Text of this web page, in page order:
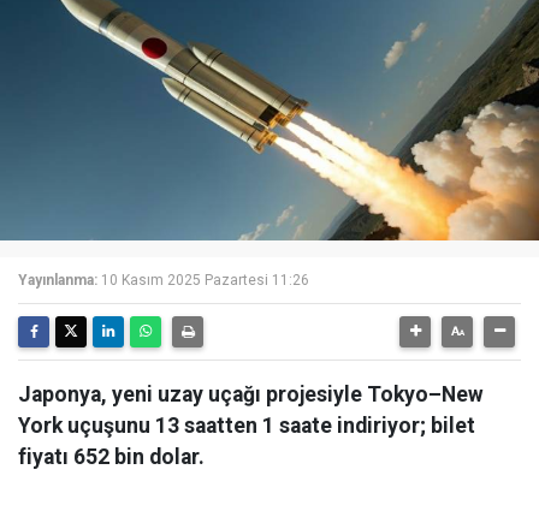
Yayınlanma: 10 Kasım 2025 Pazartesi 11:26
Japonya, yeni uzay uçağı projesiyle Tokyo–New
York uçuşunu 13 saatten 1 saate indiriyor; bilet
fiyatı 652 bin dolar.